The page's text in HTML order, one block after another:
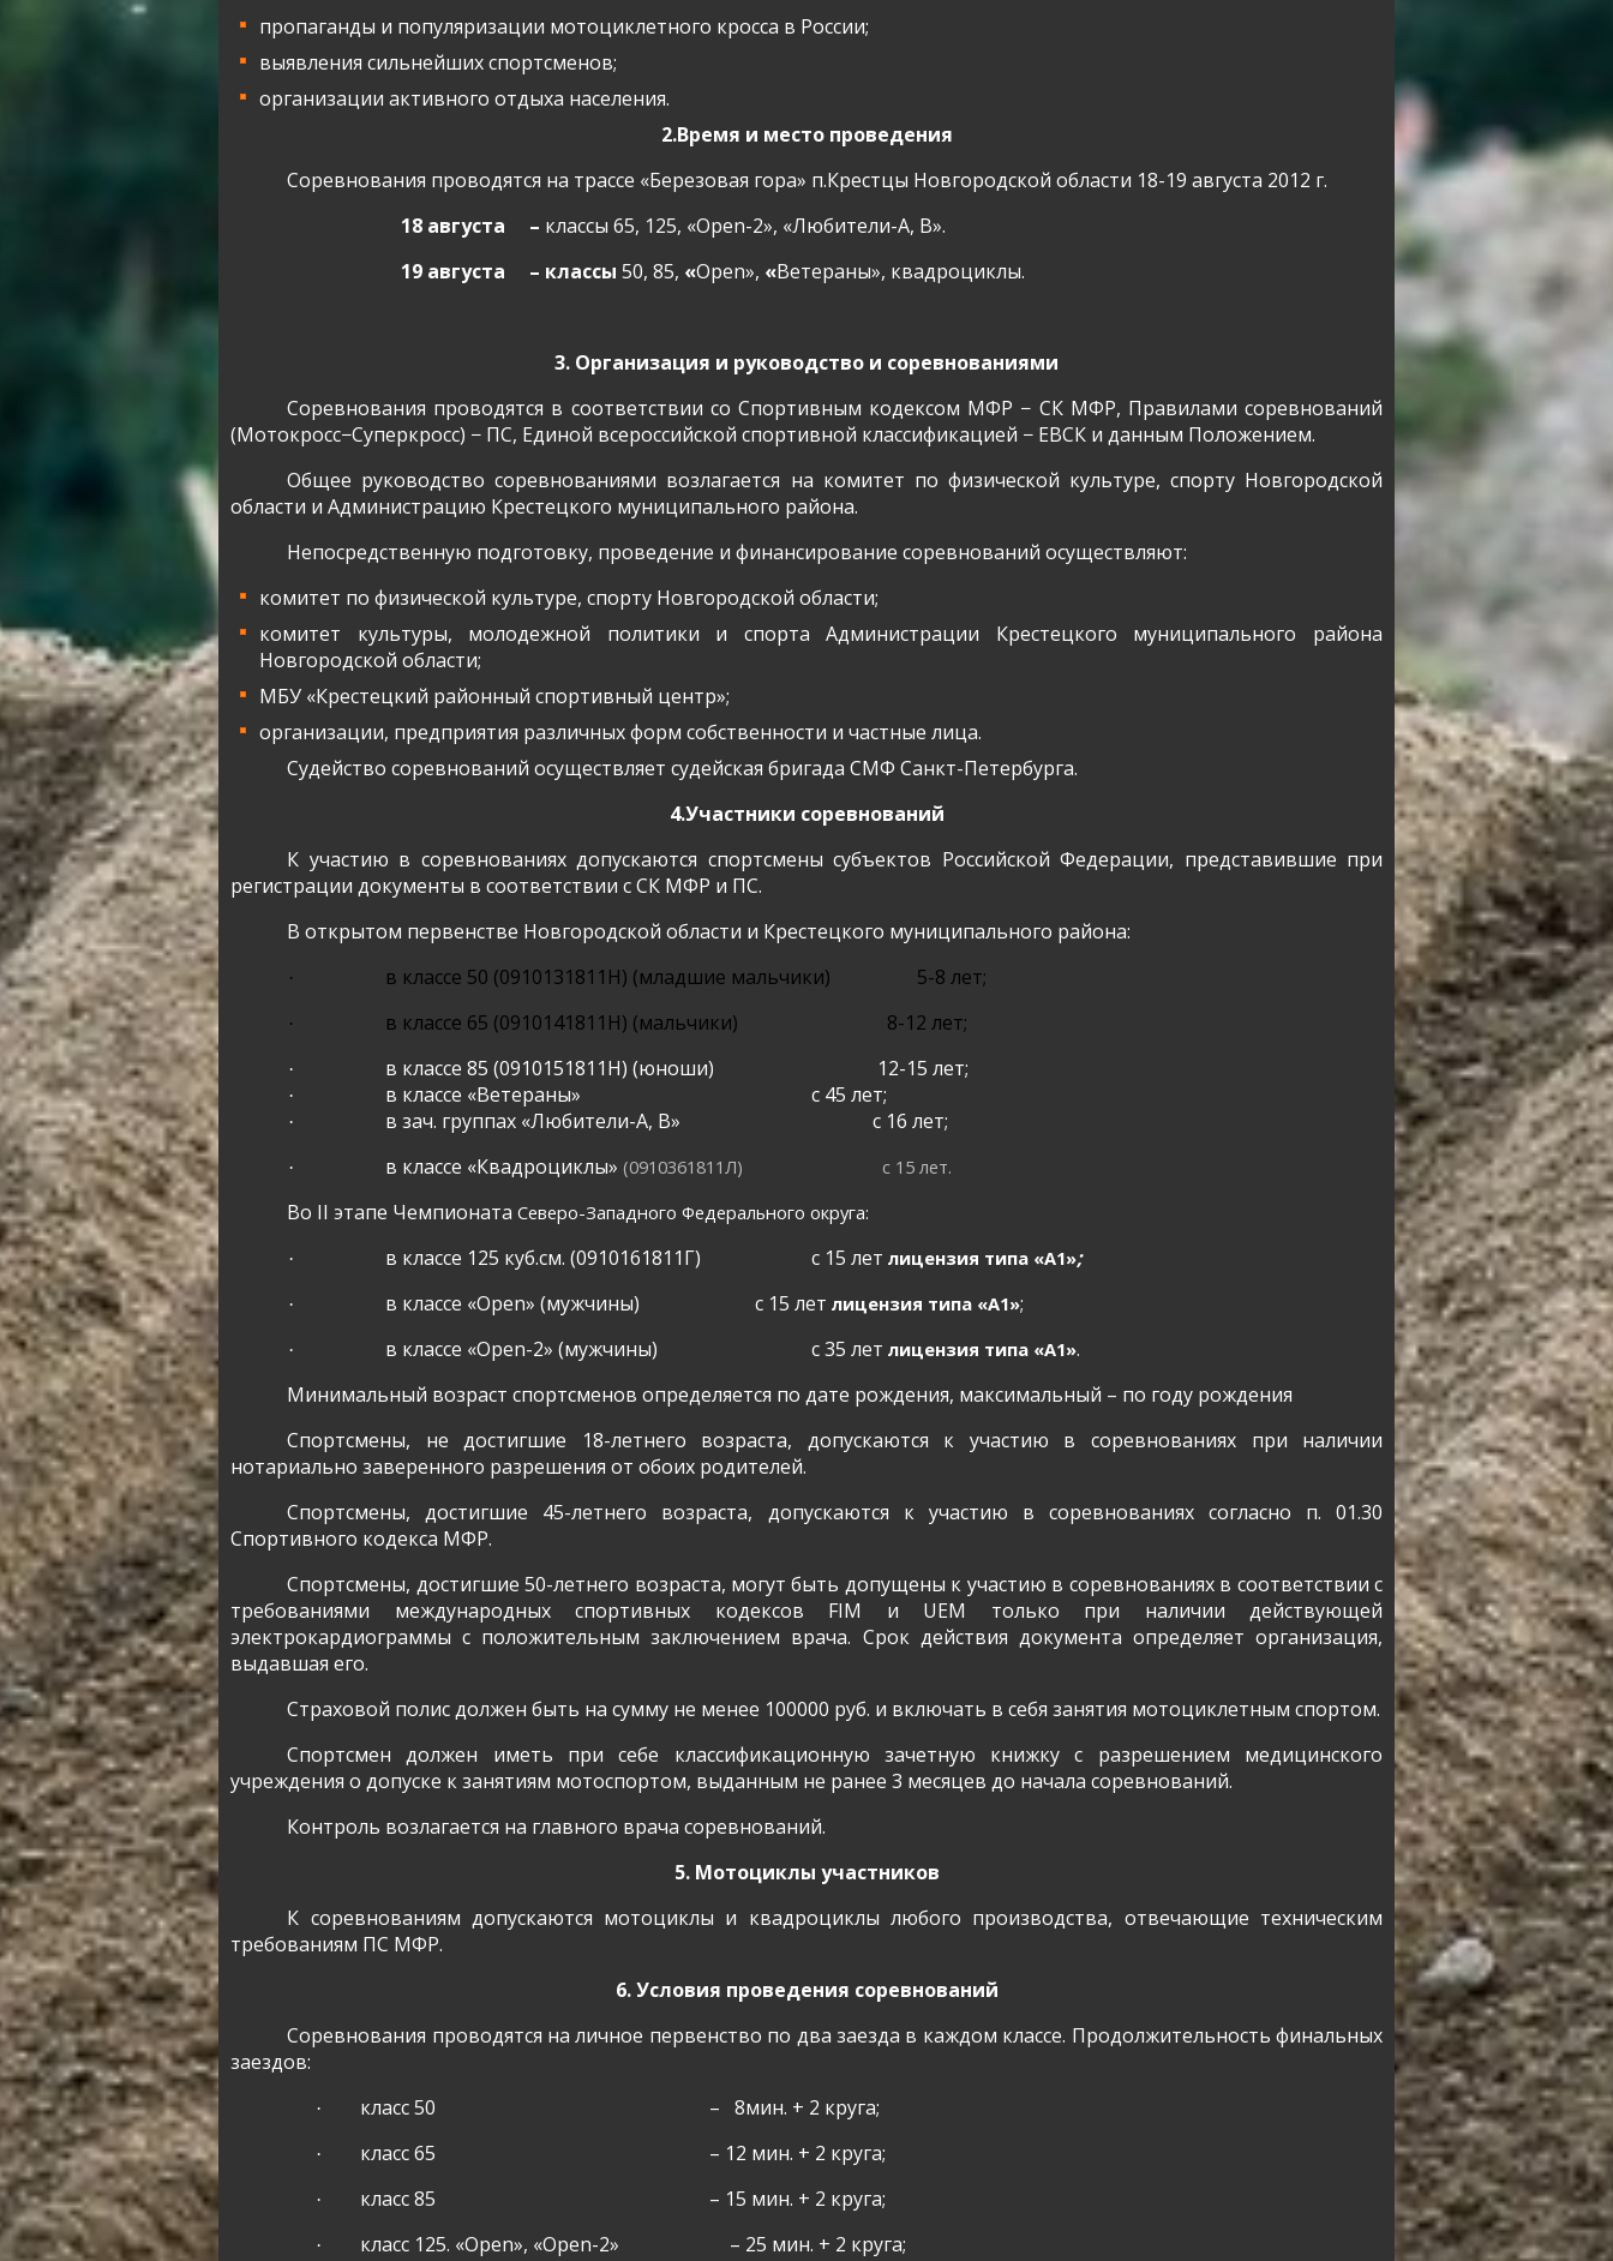
пропаганды и популяризации мотоциклетного кросса в России;
выявления сильнейших спортсменов;
организации активного отдыха населения.
2.Время и место проведения
Соревнования проводятся на трассе «Березовая гора» п.Крестцы Новгородской области 18-19 августа 2012 г.
18 августа
– классы 65, 125, «Open-2», «Любители-А, В».
19 августа
– классы 50, 85, «Open», «Ветераны», квадроциклы.
3. Организация и руководство и соревнованиями
Соревнования проводятся в соответствии со Спортивным кодексом МФР − СК МФР, Правилами соревнований
(Мотокросс−Суперкросс) − ПС, Единой всероссийской спортивной классификацией − ЕВСК и данным Положением.
Общее руководство соревнованиями возлагается на комитет по физической культуре, спорту Новгородской
области и Администрацию Крестецкого муниципального района.
Непосредственную подготовку, проведение и финансирование соревнований осуществляют:
комитет по физической культуре, спорту Новгородской области;
комитет культуры, молодежной политики и спорта Администрации Крестецкого муниципального района
Новгородской области;
МБУ «Крестецкий районный спортивный центр»;
организации, предприятия различных форм собственности и частные лица.
Судейство соревнований осуществляет судейская бригада СМФ Санкт-Петербурга.
4.Участники соревнований
К участию в соревнованиях допускаются спортсмены субъектов Российской Федерации, представившие при
регистрации документы в соответствии с СК МФР и ПС.
В открытом первенстве Новгородской области и Крестецкого муниципального района:
· в классе 50 (0910131811Н) (младшие мальчики) 5-8 лет;
· в классе 65 (0910141811Н) (мальчики) 8-12 лет;
· в классе 85 (0910151811Н) (юноши) 12-15 лет;
· в классе «Ветераны» с 45 лет;
· в зач. группах «Любители-А, В» с 16 лет;
· в классе «Квадроциклы» (0910361811Л) с 15 лет.
Во II этапе ЧемпионатаСеверо-Западного Федерального округа:
· в классе 125 куб.см. (0910161811Г) с 15 лет лицензия типа «А1»;
· в классе «Open» (мужчины) с 15 лет лицензия типа «А1»;
· в классе «Open-2» (мужчины) с 35 лет лицензия типа «А1».
Минимальный возраст спортсменов определяется по дате рождения, максимальный – по году рождения
Спортсмены, не достигшие 18-летнего возраста, допускаются к участию в соревнованиях при наличии
нотариально заверенного разрешения от обоих родителей.
Спортсмены, достигшие 45-летнего возраста, допускаются к участию в соревнованиях согласно п. 01.30
Спортивного кодекса МФР.
Спортсмены, достигшие 50-летнего возраста, могут быть допущены к участию в соревнованиях в соответствии с
требованиями международных спортивных кодексов FIM и UEM только при наличии действующей
электрокардиограммы с положительным заключением врача. Срок действия документа определяет организация,
выдавшая его.
Страховой полис должен быть на сумму не менее 100000 руб. и включать в себя занятия мотоциклетным спортом.
Спортсмен должен иметь при себе классификационную зачетную книжку с разрешением медицинского
учреждения о допуске к занятиям мотоспортом, выданным не ранее 3 месяцев до начала соревнований.
Контроль возлагается на главного врача соревнований.
5. Мотоциклы участников
К соревнованиям допускаются мотоциклы и квадроциклы любого производства, отвечающие техническим
требованиям ПС МФР.
6. Условия проведения соревнований
Соревнования проводятся на личное первенство по два заезда в каждом классе. Продолжительность финальных
заездов:
· класс 50 – 8мин. + 2 круга;
· класс 65 – 12 мин. + 2 круга;
· класс 85 – 15 мин. + 2 круга;
· класс 125. «Open», «Open-2» – 25 мин. + 2 круга;